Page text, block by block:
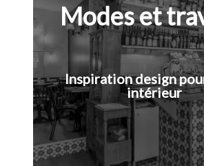
Modes et
Inspiration design
intérieur